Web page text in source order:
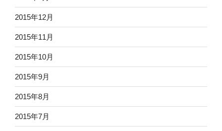
2015年12月
2015年11月
2015年10月
2015年9月
2015年8月
2015年7月